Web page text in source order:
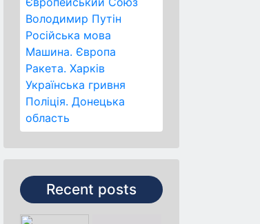
Володимир Путін
Російська мова
Машина. Європа
Ракета. Харків
Українська гривня
Поліція. Донецька
область
Recent posts